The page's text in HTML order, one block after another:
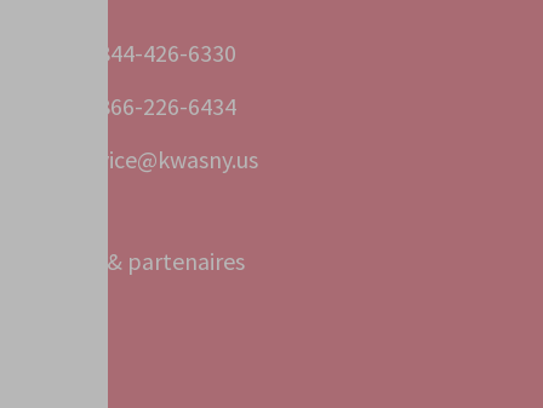
+1 844-426-6330
+1 866-226-6434
service@kwasny.us
Bureaux & partenaires